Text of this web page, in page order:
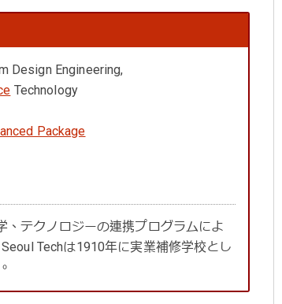
Design Engineering,
Technology
Package
、テクノロジーの連携プログラムによ
Techは1910年に実業補修学校とし